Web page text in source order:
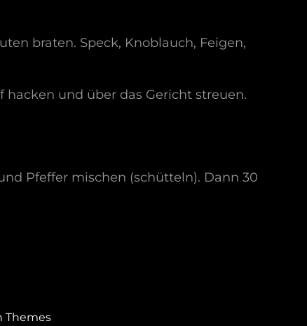
braten. Speck, Knoblauch, Feigen,
hacken und über das Gericht streuen.
Pfeffer mischen (schütteln). Dann 30
Themes